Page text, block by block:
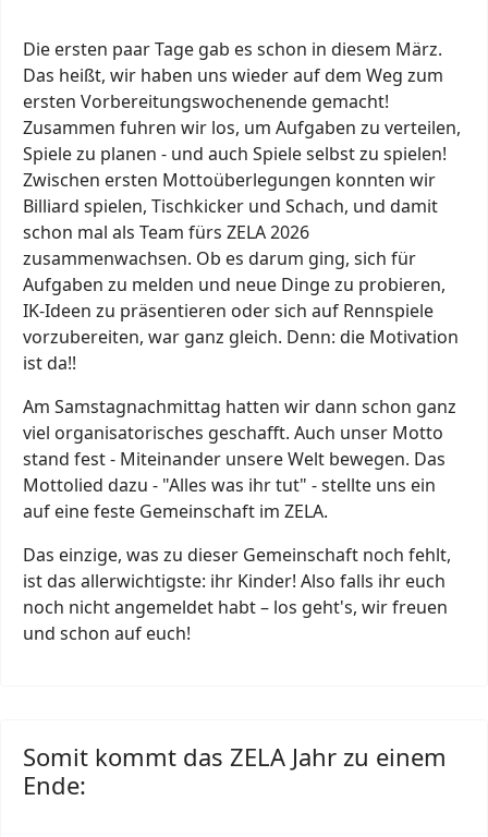
Die ersten paar Tage gab es schon in diesem März.
Das heißt, wir haben uns wieder auf dem Weg zum
ersten Vorbereitungswochenende gemacht!
Zusammen fuhren wir los, um Aufgaben zu verteilen,
Spiele zu planen - und auch Spiele selbst zu spielen!
Zwischen ersten Mottoüberlegungen konnten wir
Billiard spielen, Tischkicker und Schach, und damit
schon mal als Team fürs ZELA 2026
zusammenwachsen. Ob es darum ging, sich für
Aufgaben zu melden und neue Dinge zu probieren,
IK-Ideen zu präsentieren oder sich auf Rennspiele
vorzubereiten, war ganz gleich. Denn: die Motivation
ist da!!
Am Samstagnachmittag hatten wir dann schon ganz
viel organisatorisches geschafft. Auch unser Motto
stand fest - Miteinander unsere Welt bewegen. Das
Mottolied dazu - "Alles was ihr tut" - stellte uns ein
auf eine feste Gemeinschaft im ZELA.
Das einzige, was zu dieser Gemeinschaft noch fehlt,
ist das allerwichtigste: ihr Kinder! Also falls ihr euch
noch nicht angemeldet habt – los geht's, wir freuen
und schon auf euch!
Somit kommt das ZELA Jahr zu einem
Ende: